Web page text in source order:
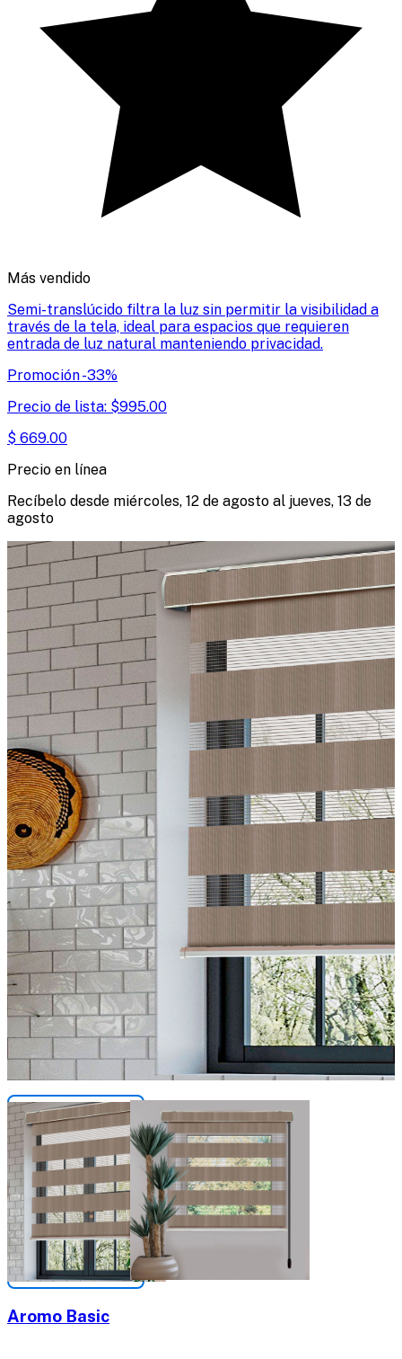
Más vendido
Semi-translúcido filtra la luz sin permitir la visibilidad a
través de la tela, ideal para espacios que requieren
entrada de luz natural manteniendo privacidad.
Promoción-33%
Precio de lista: $995.00
$ 669.00
Precio en línea
Recíbelo desde miércoles, 12 de agosto al jueves, 13 de
agosto
Aromo Basic